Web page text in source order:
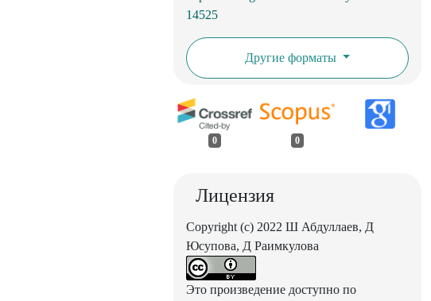
14525
Другие форматы
0 0
Лицензия
Copyright (c) 2022 Ш Абдуллаев, Д
Юсупова, Д Раимкулова
Это произведение доступно по